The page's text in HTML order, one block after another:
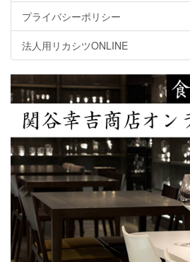
プライバシーポリシー
法人用リカシツONLINE